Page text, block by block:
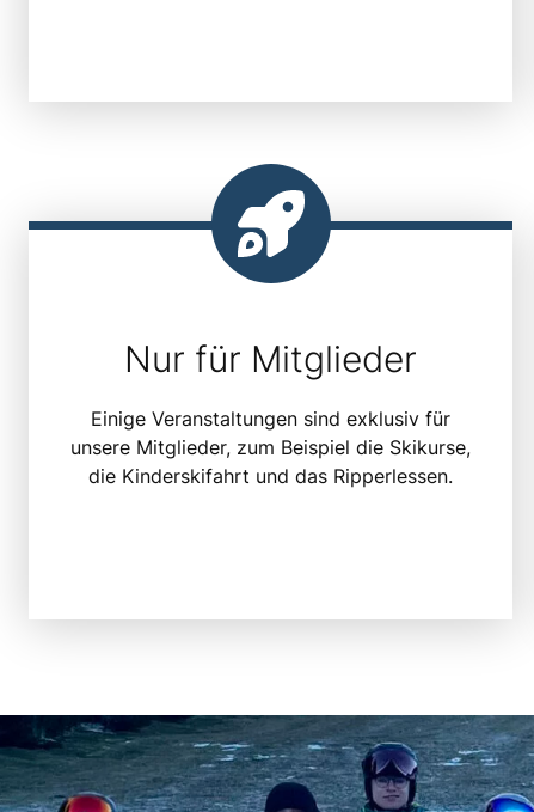
Nur für Mitglieder
Einige Veranstaltungen sind exklusiv für
unsere Mitglieder, zum Beispiel die Skikurse,
die Kinderskifahrt und das Ripperlessen.